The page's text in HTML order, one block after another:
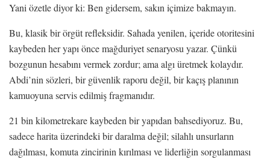
Yani özetle diyor ki: Ben gidersem, sakın içimize bakmayın.
Bu, klasik bir örgüt refleksidir. Sahada yenilen, içeride otoritesini
kaybeden her yapı önce mağduriyet senaryosu yazar. Çünkü
bozgunun hesabını vermek zordur; ama algı üretmek kolaydır.
Abdi’nin sözleri, bir güvenlik raporu değil, bir kaçış planının
kamuoyuna servis edilmiş fragmanıdır.
21 bin kilometrekare kaybeden bir yapıdan bahsediyoruz. Bu,
sadece harita üzerindeki bir daralma değil; silahlı unsurların
dağılması, komuta zincirinin kırılması ve liderliğin sorgulanması